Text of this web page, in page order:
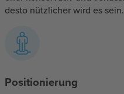
desto nützlicher wird es sein.
Positionierung